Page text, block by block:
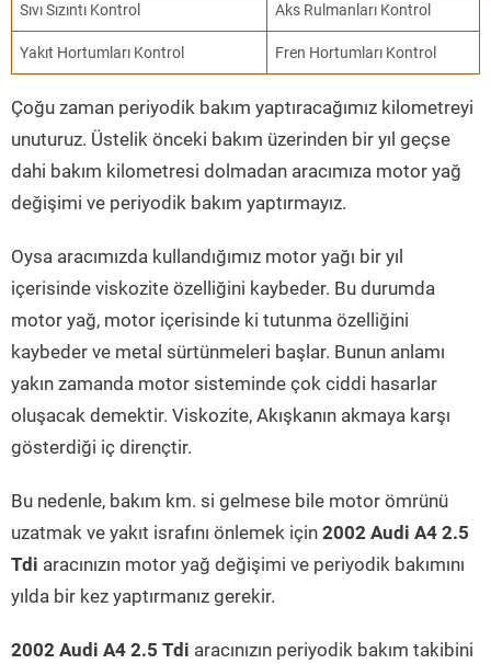
Sıvı Sızıntı Kontrol Aks Rulmanları Kontrol
Yakıt Hortumları Kontrol Fren Hortumları Kontrol
Çoğu zaman periyodik bakım yaptıracağımız kilometreyi
unuturuz. Üstelik önceki bakım üzerinden bir yıl geçse
dahi bakım kilometresi dolmadan aracımıza motor yağ
değişimi ve periyodik bakım yaptırmayız.
Oysa aracımızda kullandığımız motor yağı bir yıl
içerisinde viskozite özelliğini kaybeder. Bu durumda
motor yağ, motor içerisinde ki tutunma özelliğini
kaybeder ve metal sürtünmeleri başlar. Bunun anlamı
yakın zamanda motor sisteminde çok ciddi hasarlar
oluşacak demektir. Viskozite, Akışkanın akmaya karşı
gösterdiği iç dirençtir.
Bu nedenle, bakım km. si gelmese bile motor ömrünü
uzatmak ve yakıt israfını önlemek için 2002 Audi A4 2.5
Tdi aracınızın motor yağ değişimi ve periyodik bakımını
yılda bir kez yaptırmanız gerekir.
2002 Audi A4 2.5 Tdi aracınızın periyodik bakım takibini